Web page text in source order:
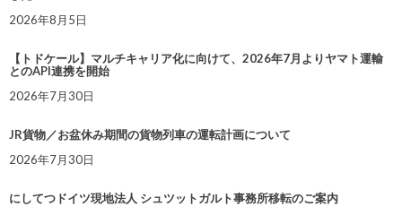
2026年8月5日
【トドケール】マルチキャリア化に向けて、2026年7月よりヤマト運輸
とのAPI連携を開始
2026年7月30日
JR貨物／お盆休み期間の貨物列車の運転計画について
2026年7月30日
にしてつドイツ現地法人 シュツットガルト事務所移転のご案内